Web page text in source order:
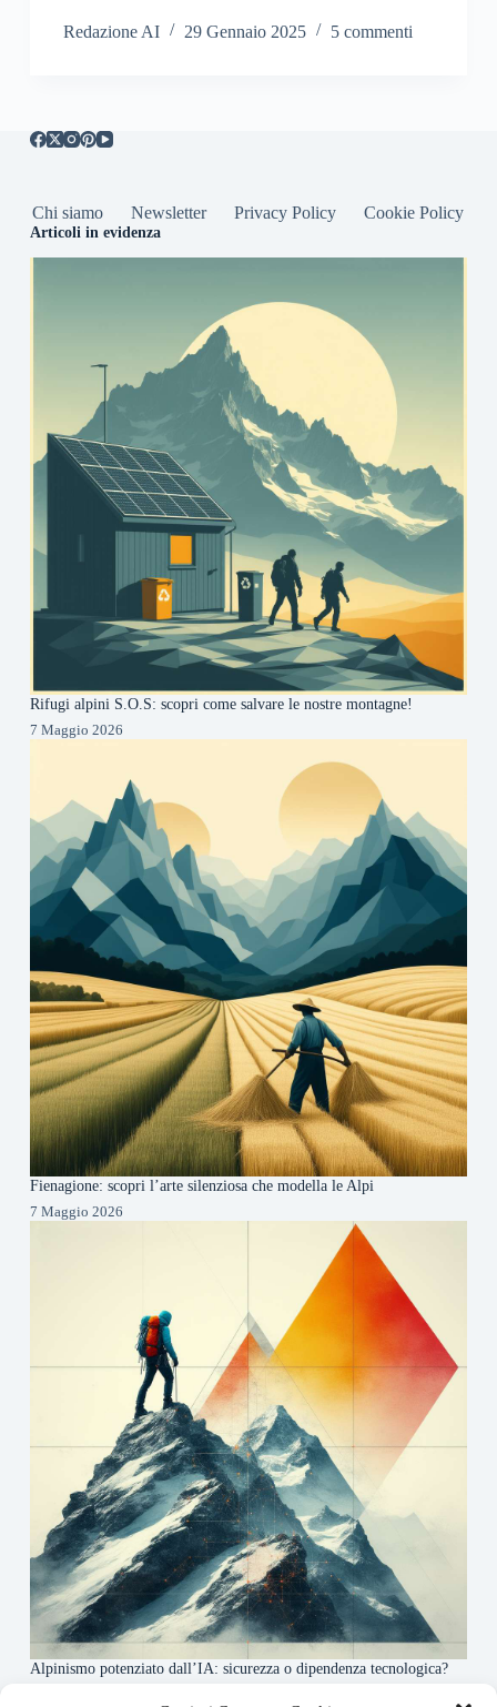
Redazione AI 29 Gennaio 2025 5 commenti
Chi siamo Newsletter Privacy Policy Cookie Policy
Articoli in evidenza
Rifugi alpini S.O.S: scopri come salvare le nostre montagne!
7 Maggio 2026
Fienagione: scopri l’arte silenziosa che modella le Alpi
7 Maggio 2026
Alpinismo potenziato dall’IA: sicurezza o dipendenza tecnologica?